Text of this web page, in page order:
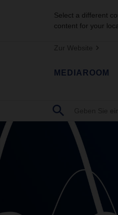
Select a different
content for your
Zur Website
MEDIAROOM